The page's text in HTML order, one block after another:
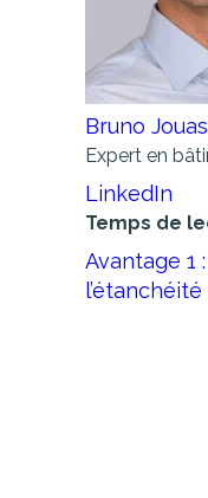
Bruno
Expert en
LinkedIn
Temps de
Avantage 1
l’étanchéité